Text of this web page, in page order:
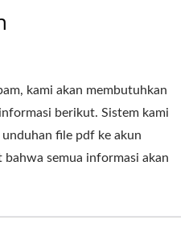
kami akan membutuhkan
berikut. Sistem kami
file pdf ke akun
semua informasi akan